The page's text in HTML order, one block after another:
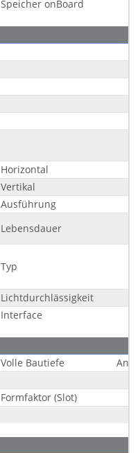
Speicher onBoard
Horizontal
Vertikal
Ausführung
Lebensdauer
Typ
Lichtdurchlässigkeit
Interface
Volle Bautiefe
Formfaktor (Slot)